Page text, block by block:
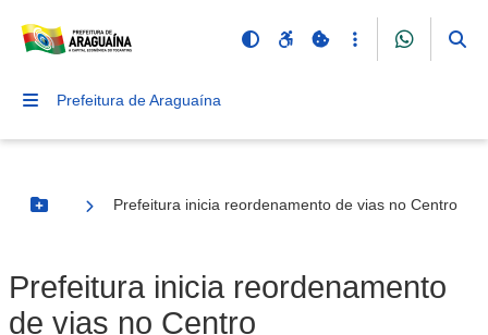
Prefeitura de Araguaína
Botão Menu
Prefeitura inicia reordenamento de vias no Centro
Prefeitura inicia reordenamento
de vias no Centro